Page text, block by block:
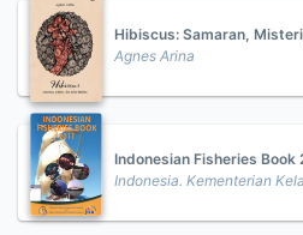
Hibiscus: Samaran,
Agnes Arina
Indonesian Fisheries Book
Indonesia. Kementerian